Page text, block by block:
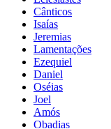
Cânticos
Isaías
Jeremias
Lamentações
Ezequiel
Daniel
Oséias
Joel
Amós
Obadias